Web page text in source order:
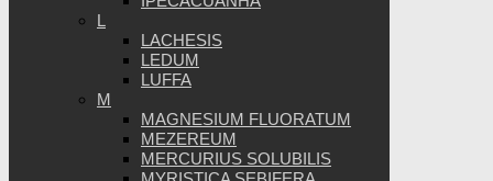
L
LACHESIS
LEDUM
LUFFA
M
MAGNESIUM FLUORATUM
MEZEREUM
MERCURIUS SOLUBILIS